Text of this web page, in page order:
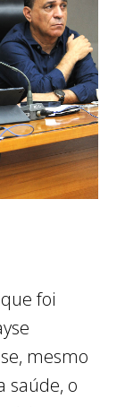
foi
mesmo
saúde, o